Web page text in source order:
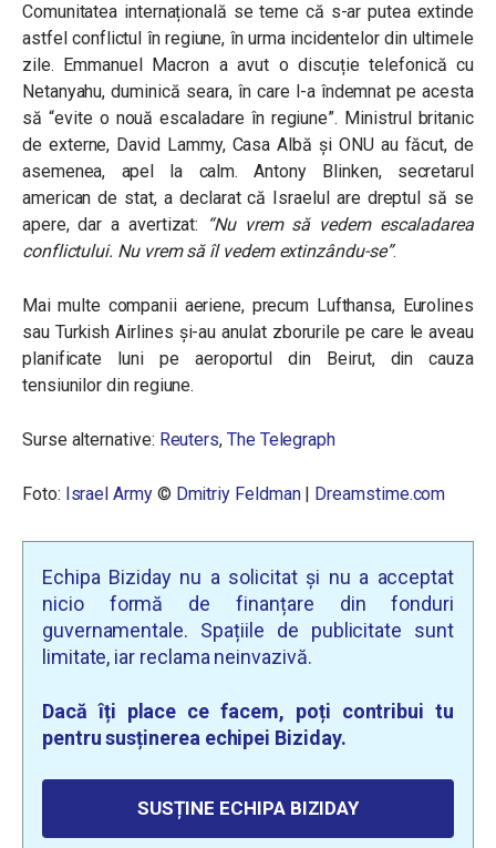
Comunitatea internațională se teme că s-ar putea extinde
astfel conflictul în regiune, în urma incidentelor din ultimele
zile. Emmanuel Macron a avut o discuție telefonică cu
Netanyahu, duminică seara, în care l-a îndemnat pe acesta
să “evite o nouă escaladare în regiune”. Ministrul britanic
de externe, David Lammy, Casa Albă și ONU au făcut, de
asemenea, apel la calm. Antony Blinken, secretarul
american de stat, a declarat că Israelul are dreptul să se
apere, dar a avertizat:
“Nu vrem să vedem escaladarea
conflictului. Nu vrem să îl vedem extinzându-se”.
Mai multe companii aeriene, precum Lufthansa, Eurolines
sau Turkish Airlines și-au anulat zborurile pe care le aveau
planificate luni pe aeroportul din Beirut, din cauza
tensiunilor din regiune.
Surse alternative: Reuters, The Telegraph
Foto: Israel Army© Dmitriy Feldman| Dreamstime.com
Echipa Biziday nu a solicitat și nu a acceptat
nicio formă de finanțare din fonduri
guvernamentale. Spațiile de publicitate sunt
limitate, iar reclama neinvazivă.
Dacă îți place ce facem, poți contribui tu
pentru susținerea echipei Biziday.
SUSȚINE ECHIPA BIZIDAY